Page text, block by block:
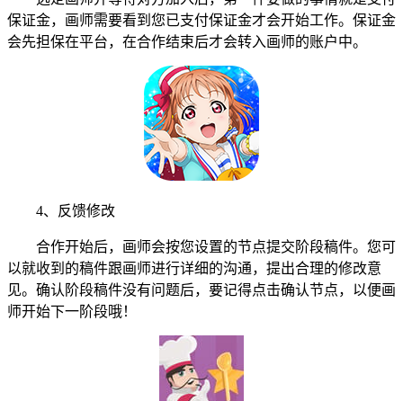
保证金，画师需要看到您已支付保证金才会开始工作。保证金
会先担保在平台，在合作结束后才会转入画师的账户中。
4、反馈修改
合作开始后，画师会按您设置的节点提交阶段稿件。您可
以就收到的稿件跟画师进行详细的沟通，提出合理的修改意
见。确认阶段稿件没有问题后，要记得点击确认节点，以便画
师开始下一阶段哦！